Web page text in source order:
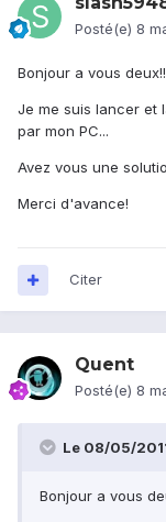
Posté(e) 8
Bonjour a vous deux!!
Je me suis lancer et
par mon PC...
Avez vous une
Merci d'avance!
Citer
Quent
Posté(e) 8
Le 08/05/
Bonjour a vous